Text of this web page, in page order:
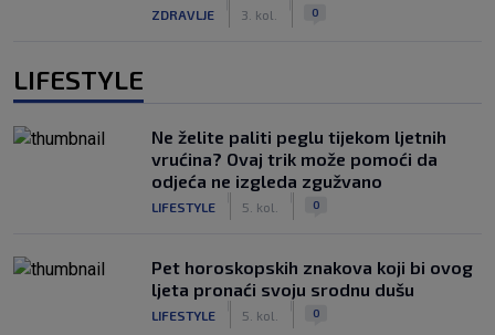
ZDRAVLJE 3. kol. 0
LIFESTYLE
Ne želite paliti peglu tijekom ljetnih
vrućina? Ovaj trik može pomoći da
odjeća ne izgleda zgužvano
LIFESTYLE 5. kol. 0
Pet horoskopskih znakova koji bi ovog
ljeta pronaći svoju srodnu dušu
LIFESTYLE 5. kol. 0